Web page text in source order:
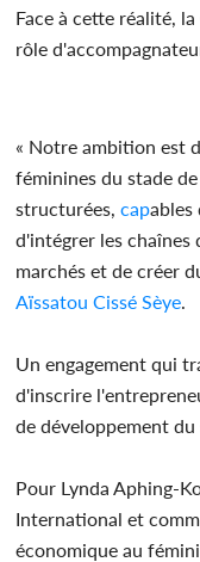
Face à cette réalité,
rôle
« Notre ambition est
féminines du stade
structurées, capables
d'intégrer les chaînes
marchés et de créer
Aïssatou Cissé Sèye
Un engagement qui
d'inscrire
de développement du
Pour Lynda Aphing-
International et
économique au